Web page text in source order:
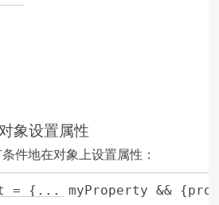
象设置属性
件地在对象上设置属性：
= {... myProperty &&